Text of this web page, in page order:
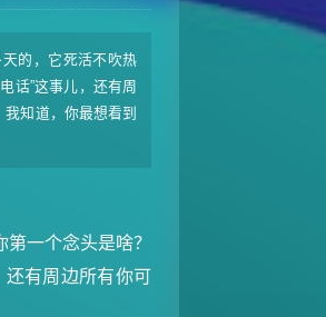
的，它死活不吹热
话”这事儿，还有周
知道，你最想看到
一个念头是啥？
有周边所有你可